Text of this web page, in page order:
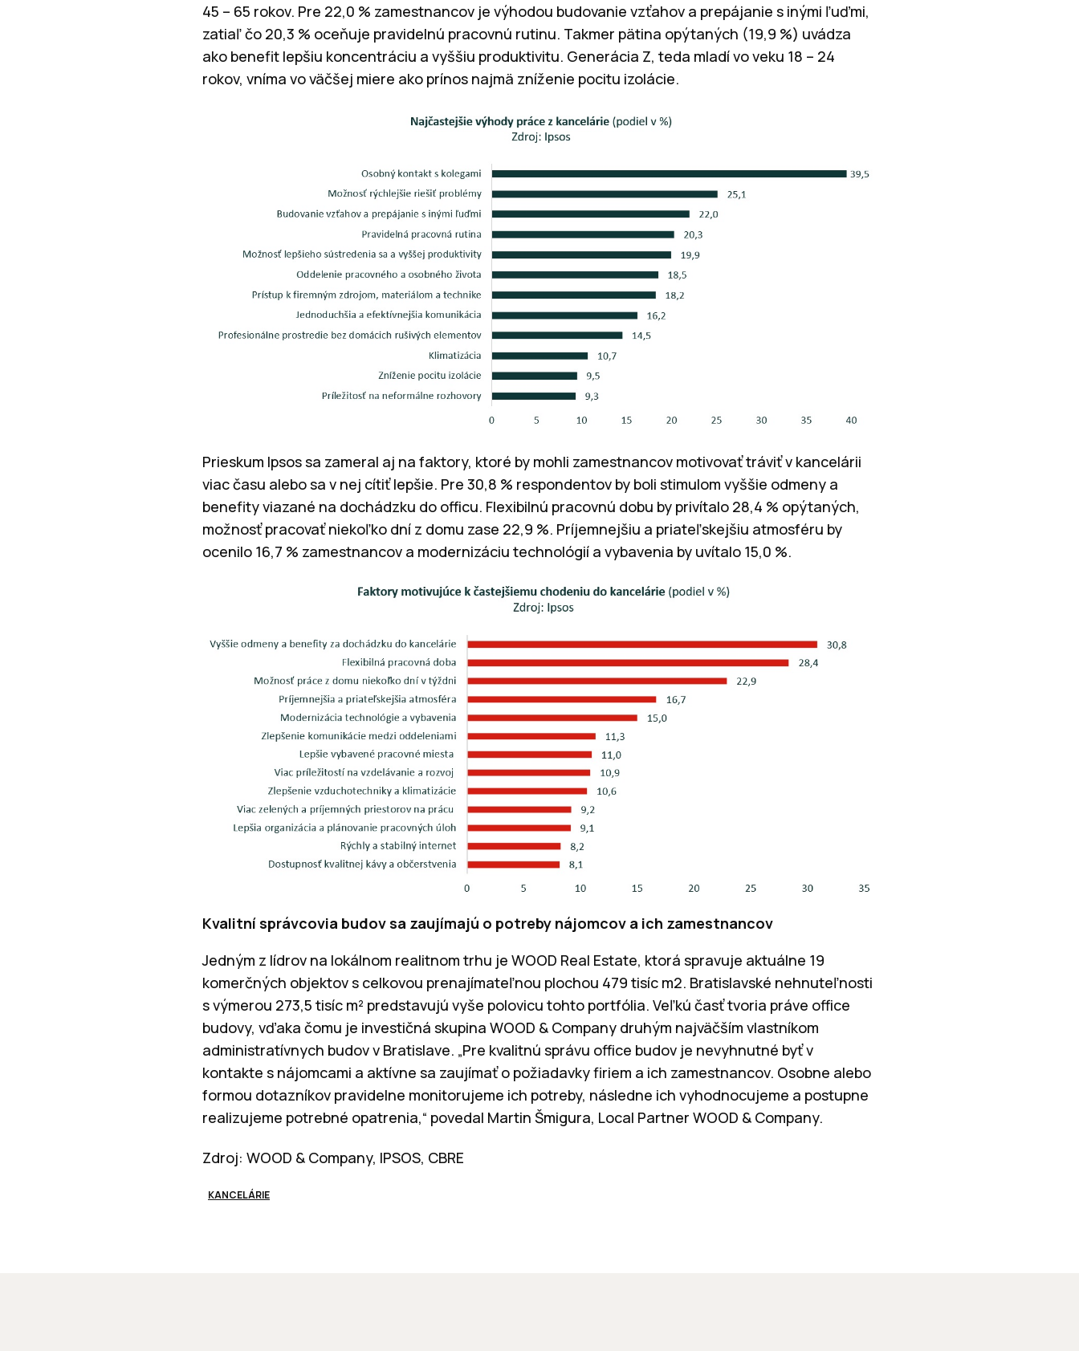
45 – 65 rokov. Pre 22,0 % zamestnancov je výhodou budovanie vzťahov a prepájanie s inými ľuďmi,
zatiaľ čo 20,3 % oceňuje pravidelnú pracovnú rutinu. Takmer pätina opýtaných (19,9 %) uvádza
ako benefit lepšiu koncentráciu a vyššiu produktivitu. Generácia Z, teda mladí vo veku 18 – 24
rokov, vníma vo väčšej miere ako prínos najmä zníženie pocitu izolácie.
Prieskum Ipsos sa zameral aj na faktory, ktoré by mohli zamestnancov motivovať tráviť v kancelárii
viac času alebo sa v nej cítiť lepšie. Pre 30,8 % respondentov by boli stimulom vyššie odmeny a
benefity viazané na dochádzku do officu. Flexibilnú pracovnú dobu by privítalo 28,4 % opýtaných,
možnosť pracovať niekoľko dní z domu zase 22,9 %. Príjemnejšiu a priateľskejšiu atmosféru by
ocenilo 16,7 % zamestnancov a modernizáciu technológií a vybavenia by uvítalo 15,0 %.
Kvalitní správcovia budov sa zaujímajú o potreby nájomcov a ich zamestnancov
Jedným z lídrov na lokálnom realitnom trhu je WOOD Real Estate, ktorá spravuje aktuálne 19
komerčných objektov s celkovou prenajímateľnou plochou 479 tisíc m2. Bratislavské nehnuteľnosti
s výmerou 273,5 tisíc m² predstavujú vyše polovicu tohto portfólia. Veľkú časť tvoria práve office
budovy, vďaka čomu je investičná skupina WOOD & Company druhým najväčším vlastníkom
administratívnych budov v Bratislave. „Pre kvalitnú správu office budov je nevyhnutné byť v
kontakte s nájomcami a aktívne sa zaujímať o požiadavky firiem a ich zamestnancov. Osobne alebo
formou dotazníkov pravidelne monitorujeme ich potreby, následne ich vyhodnocujeme a postupne
realizujeme potrebné opatrenia,“ povedal Martin Šmigura, Local Partner WOOD & Company.
Zdroj: WOOD & Company, IPSOS, CBRE
KANCELÁRIE